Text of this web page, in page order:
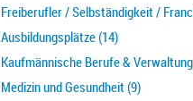
Freiberufler / Selbständigkeit /
Ausbildungsplätze (14)
Kaufmännische Berufe &
Medizin und Gesundheit (9)